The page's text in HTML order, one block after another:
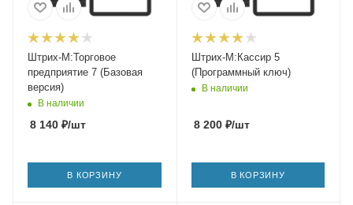
Штрих-М:Торговое
предприятие 7 (Базовая
версия)
В наличии
8 140 ₽/шт
В КОРЗИНУ
Штрих-М:Кассир 5
(Программный ключ)
В наличии
8 200₽/шт
В КОРЗИНУ